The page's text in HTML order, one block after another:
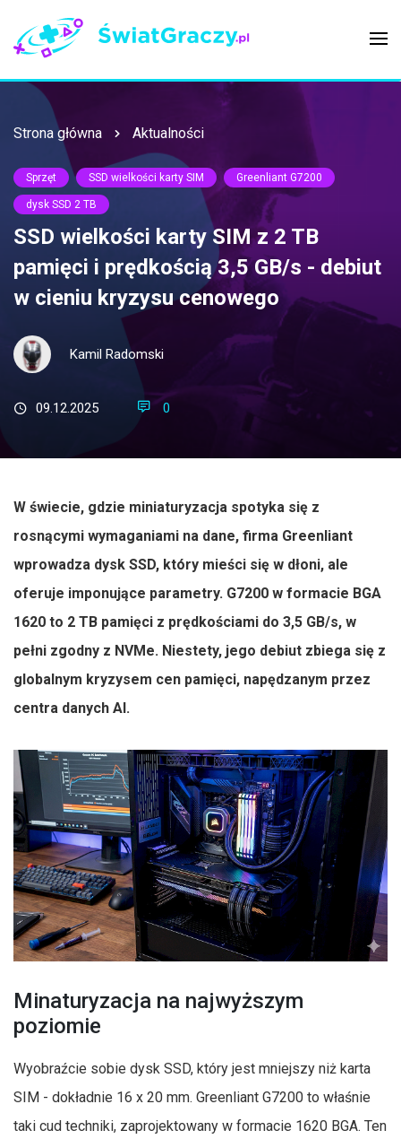
Strona główna Aktualności
Sprzęt SSD wielkości karty SIM Greenliant G7200
dysk SSD 2 TB
SSD wielkości karty SIM z 2 TB
pamięci i prędkością 3,5 GB/s - debiut
w cieniu kryzysu cenowego
Kamil Radomski
09.12.2025 0
W świecie, gdzie miniaturyzacja spotyka się z
rosnącymi wymaganiami na dane, firma Greenliant
wprowadza dysk SSD, który mieści się w dłoni, ale
oferuje imponujące parametry. G7200 w formacie BGA
1620 to 2 TB pamięci z prędkościami do 3,5 GB/s, w
pełni zgodny z NVMe. Niestety, jego debiut zbiega się z
globalnym kryzysem cen pamięci, napędzanym przez
centra danych AI.
Minaturyzacja na najwyższym
poziomie
Wyobraźcie sobie dysk SSD, który jest mniejszy niż karta
SIM - dokładnie 16 x 20 mm. Greenliant G7200 to właśnie
taki cud techniki, zaprojektowany w formacie 1620 BGA. Ten